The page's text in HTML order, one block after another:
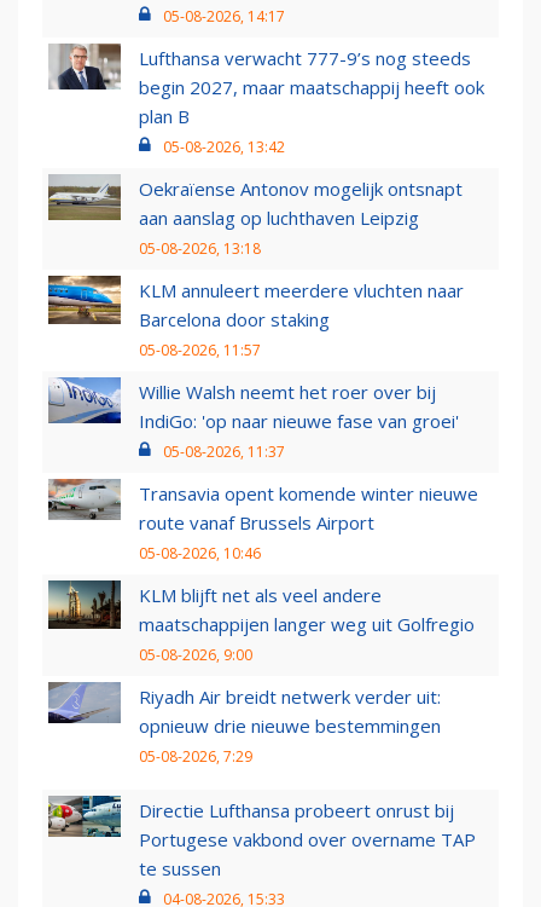
05-08-2026, 14:17
Lufthansa verwacht 777-9’s nog steeds
begin 2027, maar maatschappij heeft ook
plan B
05-08-2026, 13:42
Oekraïense Antonov mogelijk ontsnapt
aan aanslag op luchthaven Leipzig
05-08-2026, 13:18
KLM annuleert meerdere vluchten naar
Barcelona door staking
05-08-2026, 11:57
Willie Walsh neemt het roer over bij
IndiGo: 'op naar nieuwe fase van groei'
05-08-2026, 11:37
Transavia opent komende winter nieuwe
route vanaf Brussels Airport
05-08-2026, 10:46
KLM blijft net als veel andere
maatschappijen langer weg uit Golfregio
05-08-2026, 9:00
Riyadh Air breidt netwerk verder uit:
opnieuw drie nieuwe bestemmingen
05-08-2026, 7:29
Directie Lufthansa probeert onrust bij
Portugese vakbond over overname TAP
te sussen
04-08-2026, 15:33